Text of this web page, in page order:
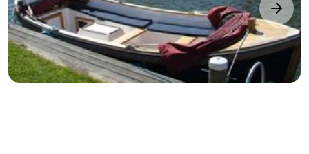
next